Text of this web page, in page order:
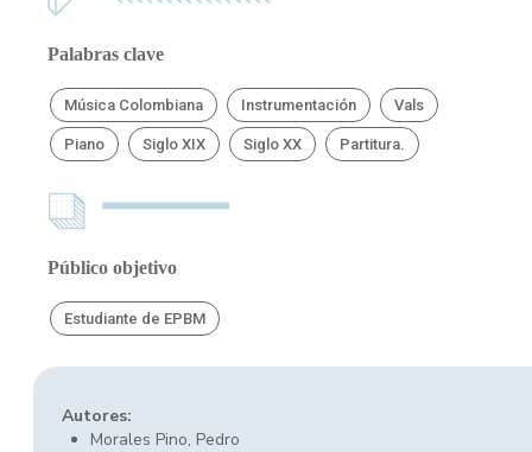
Palabras clave
Música Colombiana Instrumentación Vals
Piano Siglo XIX Siglo XX Partitura.
Público objetivo
Estudiante de EPBM
Autores:
Morales Pino, Pedro